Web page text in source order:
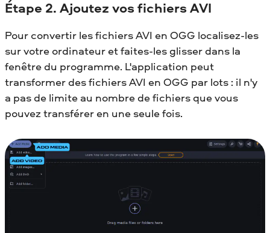
Étape 2. Ajoutez vos fichiers AVI
Pour convertir les fichiers AVI en OGG localisez-les
sur votre ordinateur et faites-les glisser dans la
fenêtre du programme. L'application peut
transformer des fichiers AVI en OGG par lots : il n'y
a pas de limite au nombre de fichiers que vous
pouvez transférer en une seule fois.